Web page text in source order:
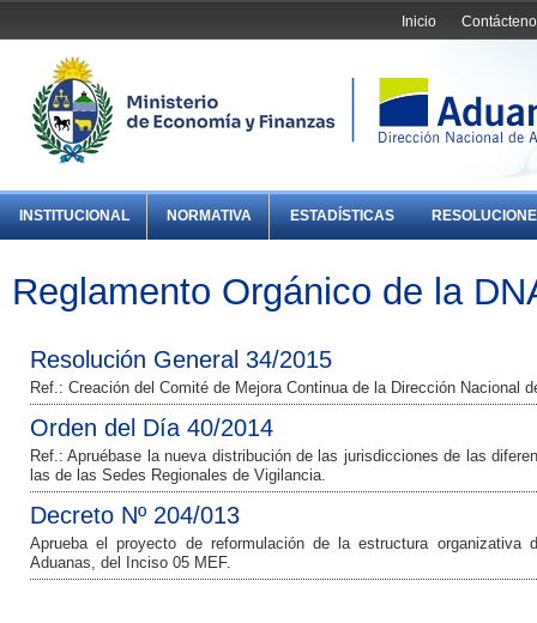
Inicio
INSTITUCIONAL NORMATIVA ESTADÍSTICAS
Reglamento Orgánico de la
Resolución General 34/2015
Ref.: Creación del Comité de Mejora Continua de la Dirección Nacional
Orden del Día 40/2014
Ref.: Apruébase la nueva distribución de las jurisdicciones de las
las de las Sedes Regionales de Vigilancia.
Decreto Nº 204/013
Aprueba el proyecto de reformulación de la estructura organizativa
Aduanas, del Inciso 05 MEF.